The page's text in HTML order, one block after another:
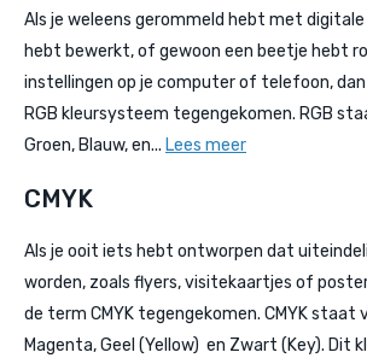
Als je weleens gerommeld hebt met
hebt bewerkt, of gewoon een beetje hebt
instellingen op je computer of telefoon,
RGB kleursysteem tegengekomen. RGB
Groen, Blauw, en... Lees meer
CMYK
Als je ooit iets hebt ontworpen dat
worden, zoals flyers, visitekaartjes of
de term CMYK tegengekomen. CMYK staat
Magenta, Geel (Yellow) en Zwart (Key). Dit